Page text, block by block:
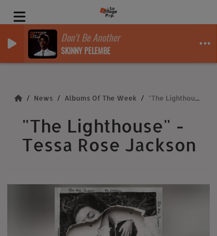
Don't Be Another
SKINNY PELEMBE
News Albums Of The Week "The Lighthouse" - Tessa Rose Jackson
"The Lighthouse" -
Tessa Rose Jackson